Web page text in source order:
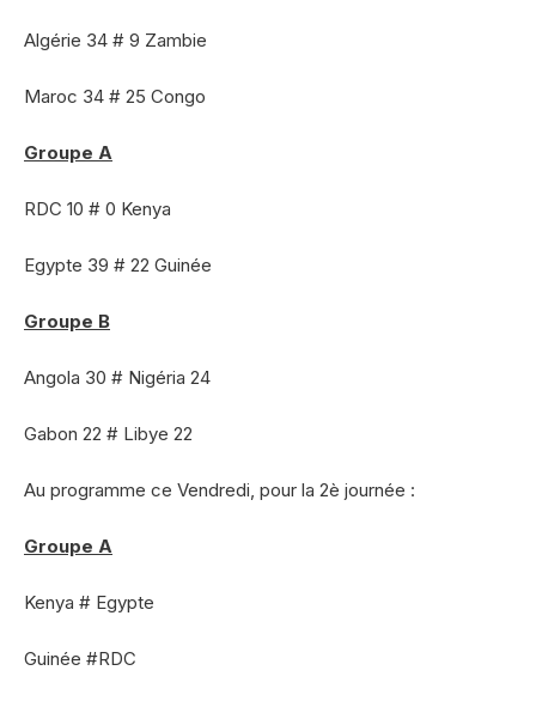
Algérie 34 # 9 Zambie
Maroc 34 # 25 Congo
Groupe A
RDC 10 # 0 Kenya
Egypte 39 # 22 Guinée
Groupe B
Angola 30 # Nigéria 24
Gabon 22 # Libye 22
Au programme ce Vendredi, pour la 2è journée :
Groupe A
Kenya # Egypte
Guinée #RDC